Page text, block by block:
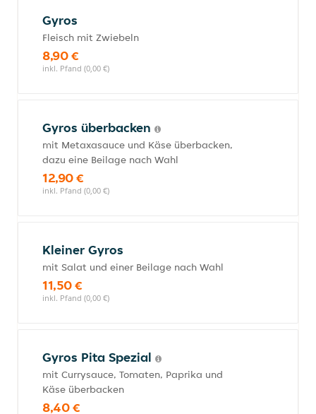
Gyros
Fleisch mit Zwiebeln
8,90 €
inkl. Pfand (0,00 €)
Gyros überbacken
mit Metaxasauce und Käse überbacken,
dazu eine Beilage nach Wahl
12,90 €
inkl. Pfand (0,00 €)
Kleiner Gyros
mit Salat und einer Beilage nach Wahl
11,50 €
inkl. Pfand (0,00 €)
Gyros Pita Spezial
mit Currysauce, Tomaten, Paprika und
Käse überbacken
8,40 €